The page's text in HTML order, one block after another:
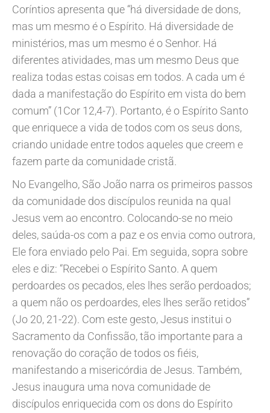
Coríntios apresenta que “há diversidade de dons,
mas um mesmo é o Espírito. Há diversidade de
ministérios, mas um mesmo é o Senhor. Há
diferentes atividades, mas um mesmo Deus que
realiza todas estas coisas em todos. A cada um é
dada a manifestação do Espírito em vista do bem
comum” (1Cor 12,4-7). Portanto, é o Espírito Santo
que enriquece a vida de todos com os seus dons,
criando unidade entre todos aqueles que creem e
fazem parte da comunidade cristã.
No Evangelho, São João narra os primeiros passos
da comunidade dos discípulos reunida na qual
Jesus vem ao encontro. Colocando-se no meio
deles, saúda-os com a paz e os envia como outrora,
Ele fora enviado pelo Pai. Em seguida, sopra sobre
eles e diz: “Recebei o Espírito Santo. A quem
perdoardes os pecados, eles lhes serão perdoados;
a quem não os perdoardes, eles lhes serão retidos”
(Jo 20, 21-22). Com este gesto, Jesus institui o
Sacramento da Confissão, tão importante para a
renovação do coração de todos os fiéis,
manifestando a misericórdia de Jesus. Também,
Jesus inaugura uma nova comunidade de
discípulos enriquecida com os dons do Espírito